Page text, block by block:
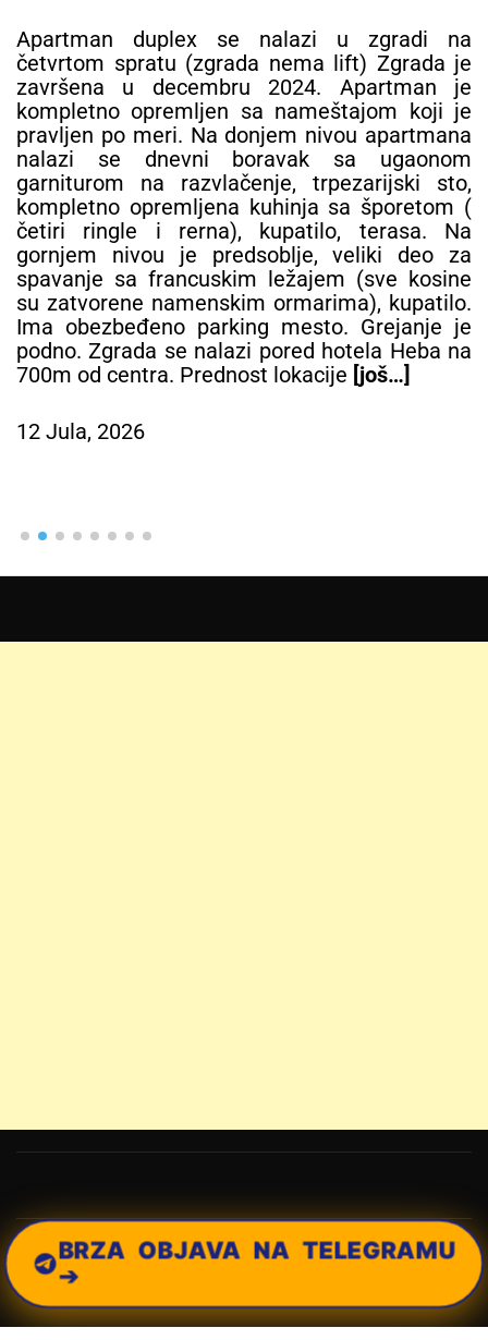
BRZA OBJAVA NA TELEGRAMU
➔
Apartman duplex se nalazi u zgradi na
četvrtom spratu (zgrada nema lift) Zgrada je
završena u decembru 2024. Apartman je
kompletno opremljen sa nameštajom koji je
pravljen po meri. Na donjem nivou apartmana
nalazi se dnevni boravak sa ugaonom
garniturom na razvlačenje, trpezarijski sto,
kompletno opremljena kuhinja sa šporetom (
četiri ringle i rerna), kupatilo, terasa. Na
gornjem nivou je predsoblje, veliki deo za
spavanje sa francuskim ležajem (sve kosine
su zatvorene namenskim ormarima), kupatilo.
Ima obezbeđeno parking mesto. Grejanje je
podno. Zgrada se nalazi pored hotela Heba na
700m od centra. Prednost lokacije [još…]
12 Jula, 2026